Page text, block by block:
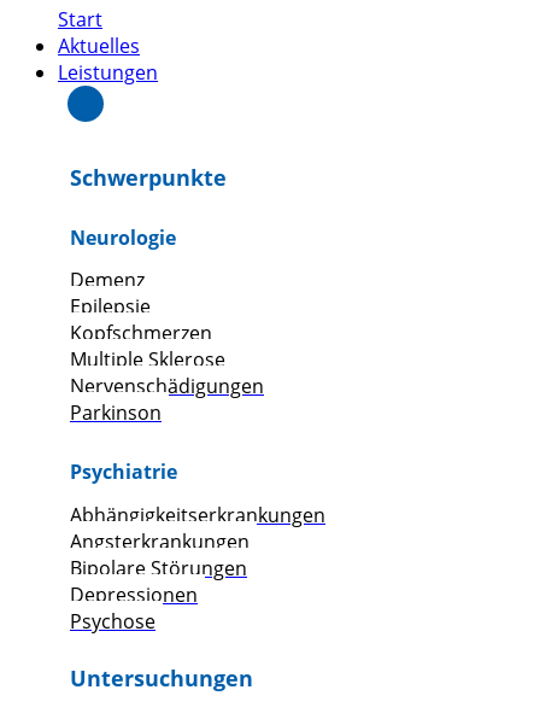
Start
Aktuelles
Leistungen
Schwerpunkte
Neurologie
Demenz
Epilepsie
Kopfschmerzen
Multiple Sklerose
Nervenschädigungen
Parkinson
Psychiatrie
Abhängigkeitserkrankungen
Angsterkrankungen
Bipolare Störungen
Depressionen
Psychose
Untersuchungen